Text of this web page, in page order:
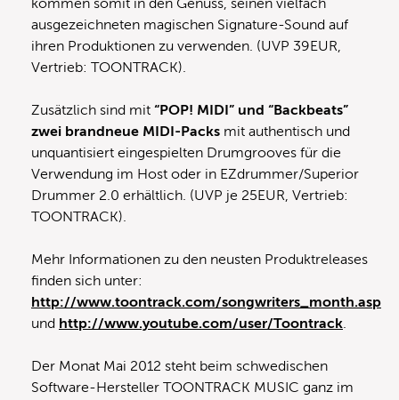
kommen somit in den Genuss, seinen vielfach
ausgezeichneten magischen Signature-Sound auf
ihren Produktionen zu verwenden. (UVP 39EUR,
Vertrieb: TOONTRACK).
Zusätzlich sind mit “POP! MIDI” und “Backbeats”
zwei brandneue MIDI-Packs mit authentisch und
unquantisiert eingespielten Drumgrooves für die
Verwendung im Host oder in EZdrummer/Superior
Drummer 2.0 erhältlich. (UVP je 25EUR, Vertrieb:
TOONTRACK).
Mehr Informationen zu den neusten Produktreleases
finden sich unter:
http://www.toontrack.com/songwriters_month.asp
und http://www.youtube.com/user/Toontrack.
Der Monat Mai 2012 steht beim schwedischen
Software-Hersteller TOONTRACK MUSIC ganz im